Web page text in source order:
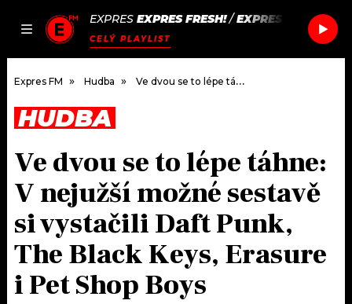
JAK
SEZNAM.CZ
EXPRES EXPRES FRESH!/EXPRES FRESH!
CELÝ PLAYLIST
DOMŮ
ČLÁNKY
AKTUÁLNĚ
HUDBA
ROZHOVORY
PODCASTY
JAK NALADIT
RÁDIO
Expres FM Hudba Ve dvou se to lépe táhne: V nejužší možné sestavě si vystačili Daft Punk, The Black Keys, Erasure i Pet Shop Boys
HUDBA
Ve dvou se to lépe táhne:
V nejužší možné sestavě
si vystačili Daft Punk,
The Black Keys, Erasure
i Pet Shop Boys